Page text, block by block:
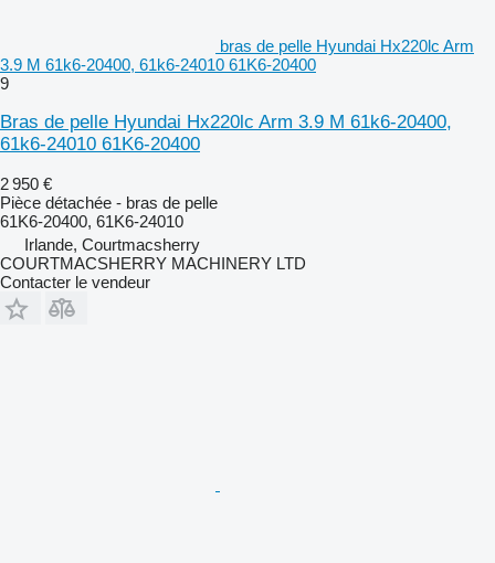
bras de pelle Hyundai Hx220lc Arm
3.9 M 61k6-20400, 61k6-24010 61K6-20400
9
Bras de pelle Hyundai Hx220lc Arm 3.9 M 61k6-20400,
61k6-24010 61K6-20400
2 950 €
Pièce détachée - bras de pelle
61K6-20400, 61K6-24010
Irlande, Courtmacsherry
COURTMACSHERRY MACHINERY LTD
Contacter le vendeur